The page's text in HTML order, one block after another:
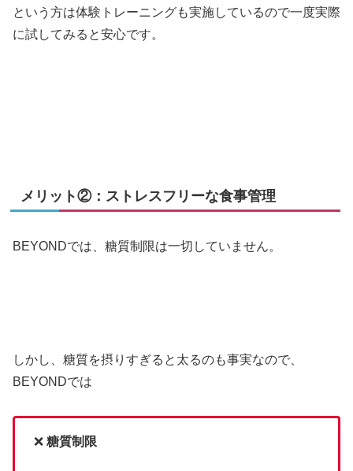
という方は体験トレーニングも実施しているので一度実際
に試してみると安心です。
メリット②：ストレスフリーな食事管理
BEYONDでは、糖質制限は一切していません。
しかし、糖質を摂りすぎると太るのも事実なので、
BEYONDでは
❌ 糖質制限